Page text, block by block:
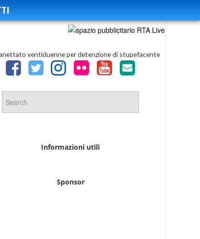
ventiduenne per detenzione di stupefacente
Informazioni utili
Sponsor